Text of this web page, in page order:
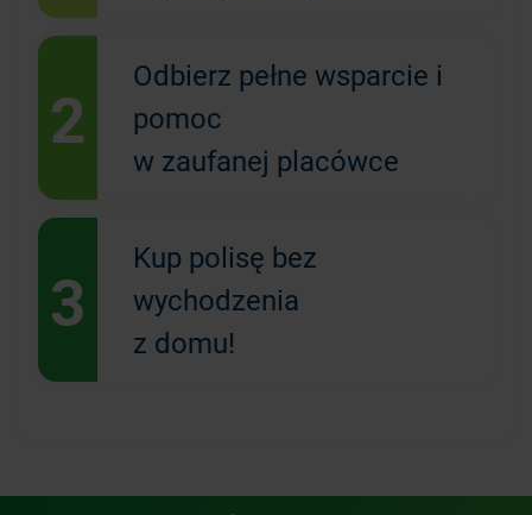
2
Odbierz pełne wsparcie i
pomoc
w zaufanej placówce
3
Kup polisę bez
wychodzenia
z domu!